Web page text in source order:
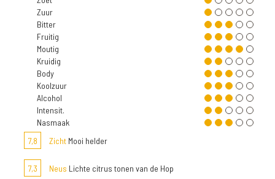
Zuur
Bitter
Fruitig
Moutig
Kruidig
Body
Koolzuur
Alcohol
Intensit.
Nasmaak
7,8
Zicht Mooi helder
7,3 Neus Lichte citrus tonen van de Hop